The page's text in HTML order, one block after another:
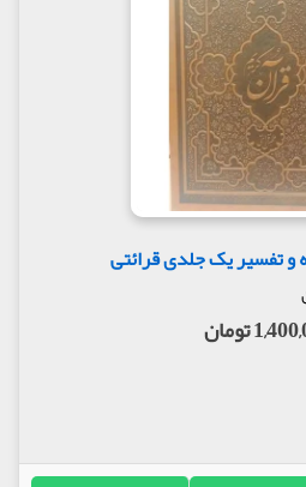
و تفسیر یک جلدی قرائتی
تومان